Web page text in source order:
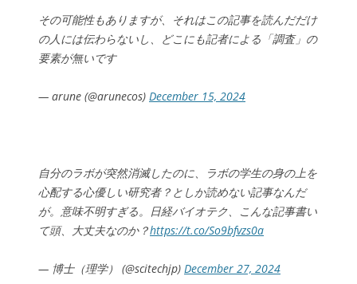
その可能性もありますが、それはこの記事を読んだだけ
の人には伝わらないし、どこにも記者による「調査」の
要素が無いです
— arune (@arunecos) December 15, 2024
自分のラボが突然消滅したのに、ラボの学生の身の上を
心配する心優しい研究者？としか読めない記事なんだ
が。意味不明すぎる。日経バイオテク、こんな記事書い
て頭、大丈夫なのか？https://t.co/So9bfvzs0a
— 博士（理学） (@scitechjp) December 27, 2024